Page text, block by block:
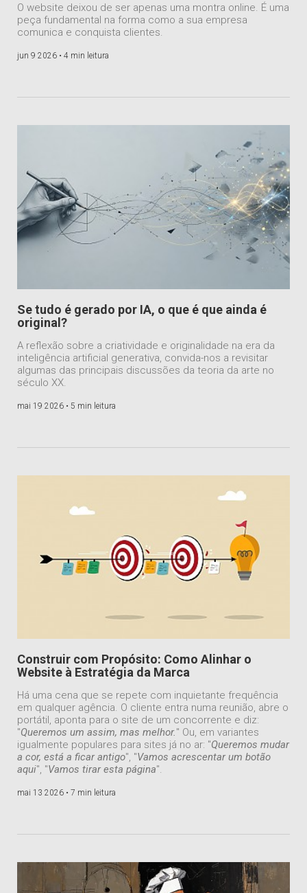
O website deixou de ser apenas uma montra online. É uma
peça fundamental na forma como a sua empresa
comunica e conquista clientes.
jun 9 2026 • 4 min leitura
Se tudo é gerado por IA, o que é que ainda é
original?
A reflexão sobre a criatividade e originalidade na era da
inteligência artificial generativa, convida-nos a revisitar
algumas das principais discussões da teoria da arte no
século XX.
mai 19 2026 • 5 min leitura
Construir com Propósito: Como Alinhar o
Website à Estratégia da Marca
Há uma cena que se repete com inquietante frequência
em qualquer agência. O cliente entra numa reunião, abre o
portátil, aponta para o site de um concorrente e diz:
"Queremos um assim, mas melhor." Ou, em variantes
igualmente populares para sites já no ar: "Queremos mudar
a cor, está a ficar antigo", "Vamos acrescentar um botão
aqui", "Vamos tirar esta página".
mai 13 2026 • 7 min leitura